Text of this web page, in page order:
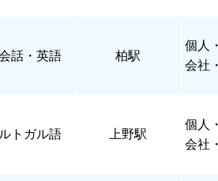
話・英語 柏駅
個人
会社
トガル語 上野駅
個人
会社